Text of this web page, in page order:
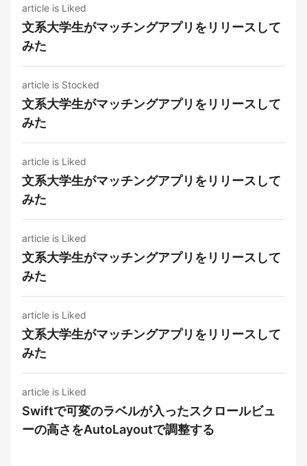
article is Liked
文系大学生がマッチングアプリをリリースして
みた
article is Stocked
文系大学生がマッチングアプリをリリースして
みた
article is Liked
文系大学生がマッチングアプリをリリースして
みた
article is Liked
文系大学生がマッチングアプリをリリースして
みた
article is Liked
文系大学生がマッチングアプリをリリースして
みた
article is Liked
Swiftで可変のラベルが入ったスクロールビュ
ーの高さをAutoLayoutで調整する